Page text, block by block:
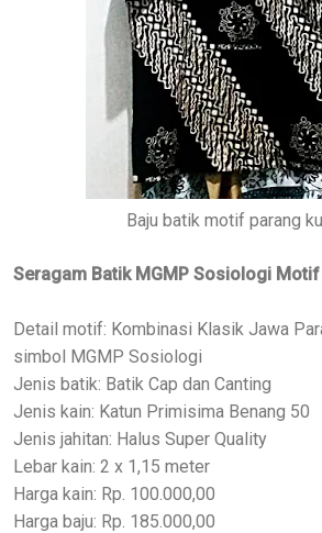
Baju batik motif parang
Seragam Batik MGMP Sosiologi
Detail motif: Kombinasi Klasik Jawa
simbol MGMP Sosiologi
Jenis batik: Batik Cap dan Canting
Jenis kain: Katun Primisima Benang 50
Jenis jahitan: Halus Super Quality
Lebar kain: 2 x 1,15 meter
Harga kain: Rp. 100.000,00
Harga baju: Rp. 185.000,00